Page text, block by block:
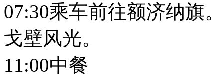
07:30乘车前往额济纳旗
戈壁风光。
11:00中餐